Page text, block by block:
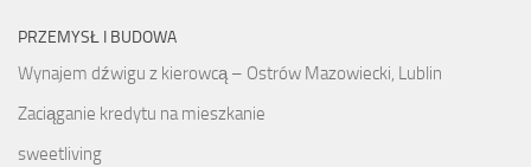
PRZEMYSŁ I BUDOWA
Wynajem dźwigu z kierowcą – Ostrów Mazowiecki, Lublin
Zaciąganie kredytu na mieszkanie
sweetliving